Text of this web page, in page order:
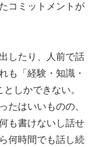
コミットメントが
したり、人前で話
も「経験・知識・
しかできない。
たはいいものの、
も書けないし話せ
何時間でも話し続